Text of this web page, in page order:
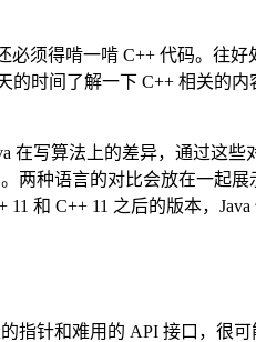
必须得啃一啃 C++ 代码。往好
时间了解一下 C++ 相关的内
在写算法上的差异，通过这些
两种语言的对比会放在一起
和 C++ 11 之后的版本，
指针和难用的 API 接口，很可